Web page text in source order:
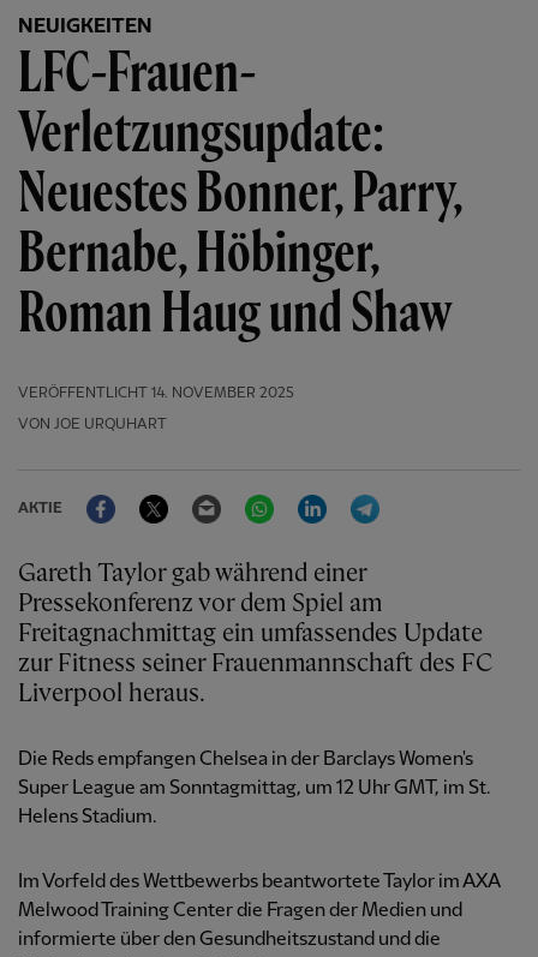
NEUIGKEITEN
LFC-Frauen-
Verletzungsupdate:
Neuestes Bonner, Parry,
Bernabe, Höbinger,
Roman Haug und Shaw
VERÖFFENTLICHT
14. NOVEMBER 2025
VON JOE URQUHART
AKTIE
FacebookTwitter Email WhatsAppLinkedIn
Gareth Taylor gab während einer
Pressekonferenz vor dem Spiel am
Freitagnachmittag ein umfassendes Update
zur Fitness seiner Frauenmannschaft des FC
Liverpool heraus.
Die Reds empfangen Chelsea in der Barclays Women's
Super League am Sonntagmittag, um 12 Uhr GMT, im St.
Helens Stadium.
Im Vorfeld des Wettbewerbs beantwortete Taylor im AXA
Melwood Training Center die Fragen der Medien und
informierte über den Gesundheitszustand und die